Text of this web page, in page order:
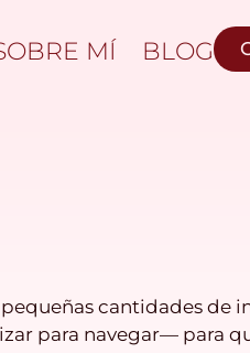
MÍ BLOG
cantidades de
para navegar— para